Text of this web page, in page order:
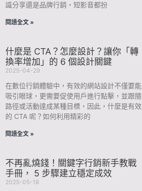
識分享還是品牌行銷，短影音都扮
閱讀全文 »
什麼是 CTA？怎麼設計？讓你「轉
換率增加」的 6 個設計關鍵
2025-04-29
在數位行銷體驗中，有效的網站設計不僅要能
吸引眼球，更需要促使用戶進行點擊，並跟隨
路徑或活動達成某種目標，因此，什麼是有效
的 CTA 呢？如何利用精彩的
閱讀全文 »
不再亂燒錢！關鍵字行銷新手教戰
手冊， 5 步驟建立穩定成效
2025-05-18